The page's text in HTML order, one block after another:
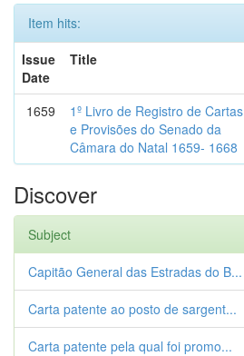
Item hits:
Issue
Date
Title
1659
1º Livro de Registro de Cartas
e Provisões do Senado da
Câmara do Natal 1659- 1668
Discover
Subject
Capitão General das Estradas do B...
Carta patente ao posto de sargent...
Carta patente pela qual foi promo...